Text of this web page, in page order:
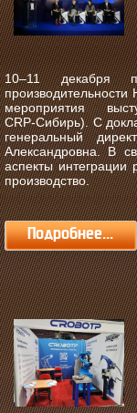
10–11 декабря
мероприятия
CRP‑Сибирь). С
генеральный
Александровна. В
аспекты
производство.
Подробнее...